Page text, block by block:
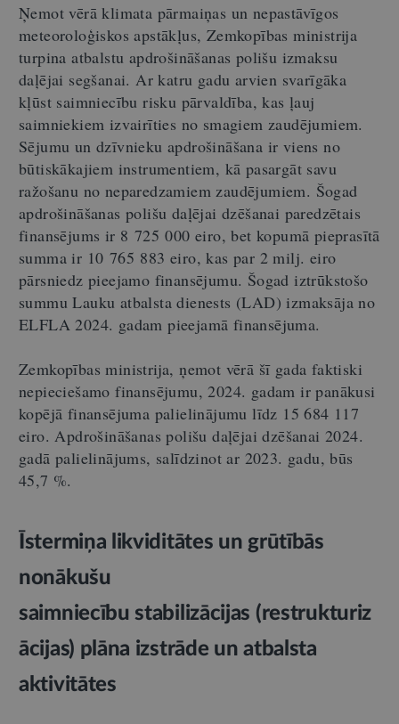
Ņemot vērā klimata pārmaiņas un nepastāvīgos
meteoroloģiskos apstākļus, Zemkopības ministrija
turpina atbalstu apdrošināšanas polišu izmaksu
daļējai segšanai. Ar katru gadu arvien svarīgāka
kļūst saimniecību risku pārvaldība, kas ļauj
saimniekiem izvairīties no smagiem zaudējumiem.
Sējumu un dzīvnieku apdrošināšana ir viens no
būtiskākajiem instrumentiem, kā pasargāt savu
ražošanu no neparedzamiem zaudējumiem. Šogad
apdrošināšanas polišu daļējai dzēšanai paredzētais
finansējums ir 8 725 000 eiro, bet kopumā pieprasītā
summa ir 10 765 883 eiro, kas par 2 milj. eiro
pārsniedz pieejamo finansējumu. Šogad iztrūkstošo
summu Lauku atbalsta dienests (LAD) izmaksāja no
ELFLA 2024. gadam pieejamā finansējuma.
Zemkopības ministrija, ņemot vērā šī gada faktiski
nepieciešamo finansējumu, 2024. gadam ir panākusi
kopējā finansējuma palielinājumu līdz 15 684 117
eiro. Apdrošināšanas polišu daļējai dzēšanai 2024.
gadā palielinājums, salīdzinot ar 2023. gadu, būs
45,7 %.
Īstermiņa likviditātes un grūtībās
nonākušu
saimniecību stabilizācijas (restrukturiz
ācijas) plāna izstrāde un atbalsta
aktivitātes